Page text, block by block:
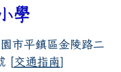
學
市平鎮區金陵路二
[交通指南]